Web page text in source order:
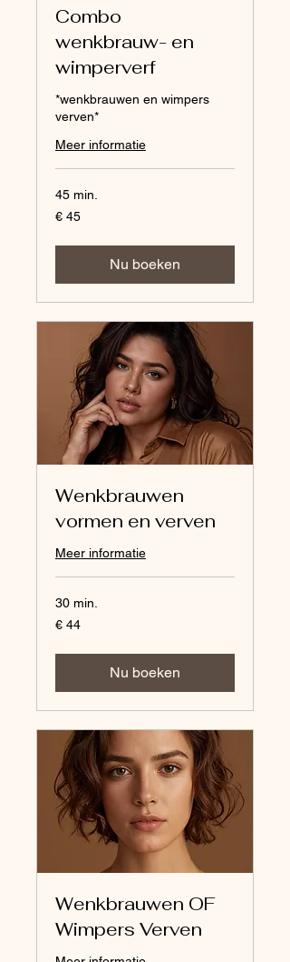
Combo
wenkbrauw- en
wimperverf
*wenkbrauwen en wimpers
verven*
Meer informatie
45 min.
45
euro
€ 45
Nu boeken
Wenkbrauwen
vormen en verven
Meer informatie
30 min.
44
euro
€ 44
Nu boeken
Wenkbrauwen OF
Wimpers Verven